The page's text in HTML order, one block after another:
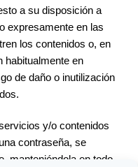
a su disposición a
expresamente en las
los contenidos o, en
habitualmente en
de daño o inutilización
y/o contenidos
contraseña, se
manteniéndola en todo